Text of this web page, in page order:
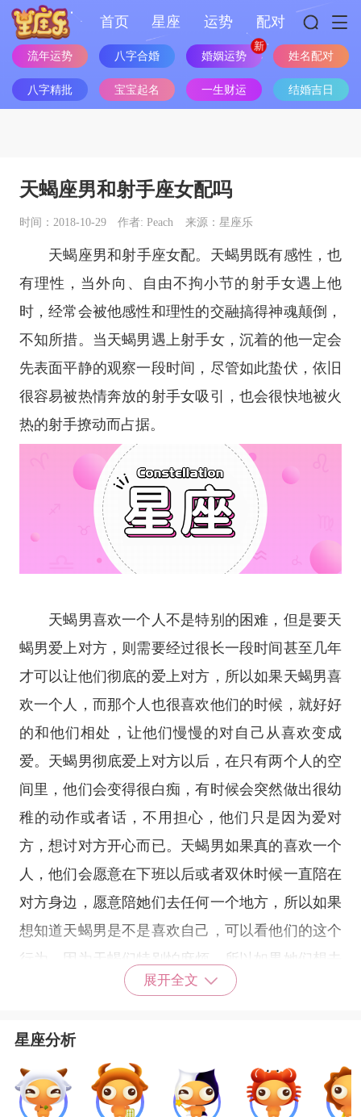
首页 星座 运势 配对
流年运势 八字合婚 婚姻运势 姓名配对
八字精批 宝宝起名 一生财运 结婚吉日
天蝎座男和射手座女配吗
时间：2018-10-29 作者: Peach 来源：星座乐
天蝎座男和射手座女配。天蝎男既有感性，也
有理性，当外向、自由不拘小节的射手女遇上他
时，经常会被他感性和理性的交融搞得神魂颠倒，
不知所措。当天蝎男遇上射手女，沉着的他一定会
先表面平静的观察一段时间，尽管如此蛰伏，依旧
很容易被热情奔放的射手女吸引，也会很快地被火
热的射手撩动而占据。
天蝎男喜欢一个人不是特别的困难，但是要天
蝎男爱上对方，则需要经过很长一段时间甚至几年
才可以让他们彻底的爱上对方，所以如果天蝎男喜
欢一个人，而那个人也很喜欢他们的时候，就好好
的和他们相处，让他们慢慢的对自己从喜欢变成
爱。天蝎男彻底爱上对方以后，在只有两个人的空
间里，他们会变得很白痴，有时候会突然做出很幼
稚的动作或者话，不用担心，他们只是因为爱对
方，想讨对方开心而已。天蝎男如果真的喜欢一个
人，他们会愿意在下班以后或者双休时候一直陪在
对方身边，愿意陪她们去任何一个地方，所以如果
想知道天蝎男是不是喜欢自己，可以看他们的这个
行为，因为天蝎们特别怕麻烦，所以如果她们想去
哪里，而此时天蝎男尽管再累也会陪她们去，那就
射手座
女追求自由，不愿意把生活的重心放在
爱情上。丰富多彩的私人空间更需要她们去品味。
展开全文
星座分析